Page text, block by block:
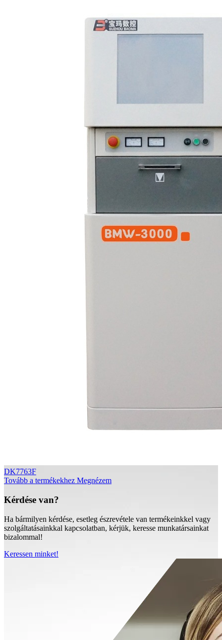
DK7763F
Tovább a termékekhez Megnézem
Kérdése van?
Ha bármilyen kérdése, esetleg észrevétele van termékeinkkel vagy
szolgáltatásainkkal kapcsolatban, kérjük, keresse munkatársainkat
bizalommal!
Keressen minket!